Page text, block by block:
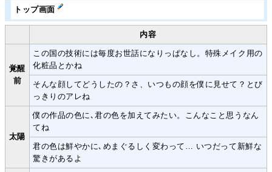
トップ画面
内容
覚醒
前
この国の技術には毎度お世話になりっぱなし。特殊メイク用の
化粧品とかね
そんな顔してどうしたの？さ、いつもの顔を僕に見せて？とび
っきりのアレね
太陽
僕の作品の色に､君の色を加えてみたい。こんなこと思うなん
てね
君の色は鮮やかに､めまぐるしく変わって… いつだって新鮮な
驚きがあるよ